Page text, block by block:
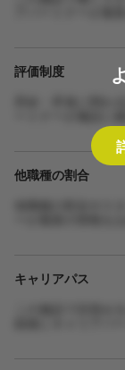
評価制度
昇給・昇進に関わ
他職種の割合
キャリアパス